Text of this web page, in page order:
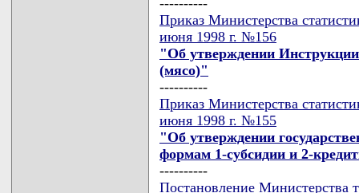
Приказ Министерства
июня 1998 г. №156
"Об утверждении
(мясо)"
----------
Приказ Министерства
июня 1998 г. №155
"Об утверждении
формам 1-субсидии и 2-
----------
Постановление Министерства